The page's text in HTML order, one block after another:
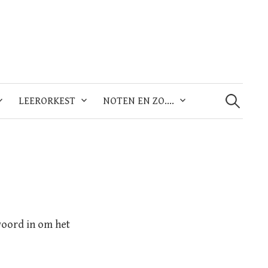
LEERORKEST NOTEN EN ZO….
naar:
in om het